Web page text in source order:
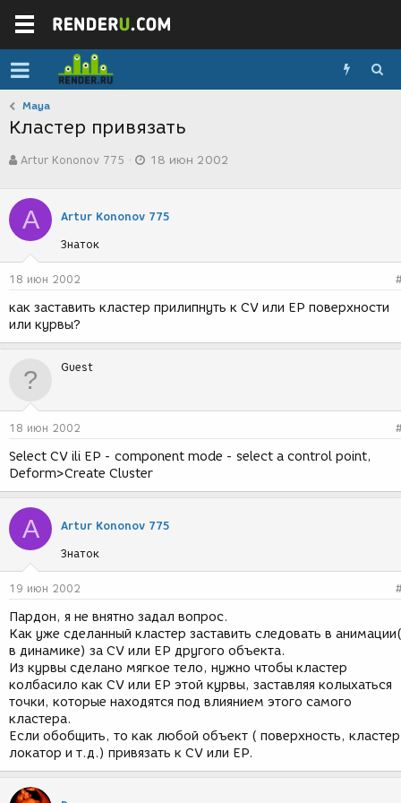
Maya
Кластер привязать
в
о
р
т
е
м
ы
Artur Kononov 775
а
с
д
и
18 июн 2002
A Artur Kononov 775
Знаток
18 июн 2002
как заставить кластер прилипнуть к CV или EP поверхности
или курвы?
Guest
18 июн 2002
Select CV ili EP - component mode - select a control point,
Deform>Create Cluster
A Artur Kononov 775
Знаток
19 июн 2002
Пардон, я не внятно задал вопрос.
Как уже сделанный кластер заставить следовать в анимации(
в динамике) за CV или EP другого объекта.
Из курвы сделано мягкое тело, нужно чтобы кластер
колбасило как CV или EP этой курвы, заставляя колыхаться
точки, которые находятся под влиянием этого самого
кластера.
Если обобщить, то как любой объект ( поверхность,
локатор и т.д.) привязать к CV или EP.